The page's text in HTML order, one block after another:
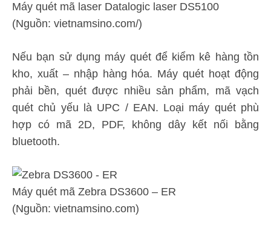
Máy quét mã laser Datalogic laser DS5100
(Nguồn: vietnamsino.com/)
Nếu bạn sử dụng máy quét để kiểm kê hàng tồn
kho, xuất – nhập hàng hóa. Máy quét hoạt động
phải bền, quét được nhiều sản phẩm, mã vạch
quét chủ yếu là UPC / EAN. Loại máy quét phù
hợp có mã 2D, PDF, không dây kết nối bằng
bluetooth.
Máy quét mã Zebra DS3600 – ER
(Nguồn: vietnamsino.com)